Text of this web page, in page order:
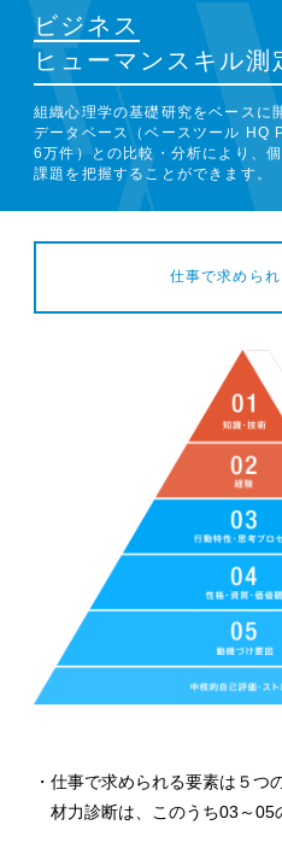
ビジネス
ヒューマンスキル測
組織心理学の基礎研究をベース
データベース（ベースツール HQ
6万件）との比較・分析により、
課題を把握することができます。
仕事で求めら
仕事で求められる要素は５つ
材力診断は、このうち03～05